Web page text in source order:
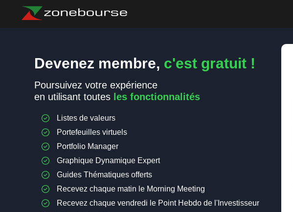
Devenez membre, c'est gratuit !
Poursuivez votre expérience
en utilisant toutes les fonctionnalités
Listes de valeurs
Portefeuilles virtuels
Portfolio Manager
Graphique Dynamique Expert
Guides Thématiques offerts
Recevez chaque matin le Morning Meeting
Recevez chaque vendredi le Point Hebdo de l'Investisseur